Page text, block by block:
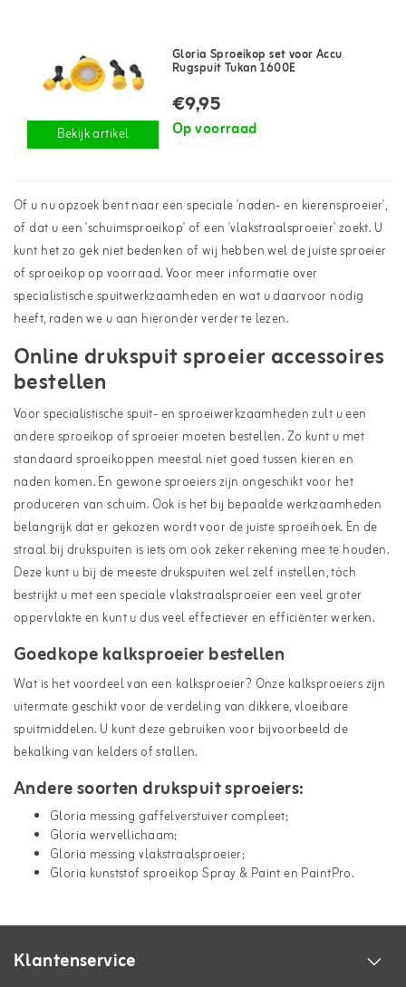
Bekijk artikel
Gloria Sproeikop set voor Accu
Rugspuit Tukan 1600E
€9,95
Op voorraad
Of u nu opzoek bent naar een speciale 'naden- en kierensproeier',
of dat u een 'schuimsproeikop' of een 'vlakstraalsproeier' zoekt. U
kunt het zo gek niet bedenken of wij hebben wel de juiste sproeier
of sproeikop op voorraad. Voor meer informatie over
specialistische spuitwerkzaamheden en wat u daarvoor nodig
heeft, raden we u aan hieronder verder te lezen.
Online drukspuit sproeier accessoires
bestellen
Voor specialistische spuit- en sproeiwerkzaamheden zult u een
andere sproeikop of sproeier moeten bestellen. Zo kunt u met
standaard sproeikoppen meestal niet goed tussen kieren en
naden komen. En gewone sproeiers zijn ongeschikt voor het
produceren van schuim. Ook is het bij bepaalde werkzaamheden
belangrijk dat er gekozen wordt voor de juiste sproeihoek. En de
straal bij drukspuiten is iets om ook zeker rekening mee te houden.
Deze kunt u bij de meeste drukspuiten wel zelf instellen, tóch
bestrijkt u met een speciale vlakstraalsproeier een veel groter
oppervlakte en kunt u dus veel effectiever en efficiënter werken.
Goedkope kalksproeier bestellen
Wat is het voordeel van een kalksproeier? Onze kalksproeiers zijn
uitermate geschikt voor de verdeling van dikkere, vloeibare
spuitmiddelen. U kunt deze gebruiken voor bijvoorbeeld de
bekalking van kelders of stallen.
Andere soorten drukspuit sproeiers:
Gloria messing gaffelverstuiver compleet;
Gloria wervellichaam;
Gloria messing vlakstraalsproeier;
Gloria kunststof sproeikop Spray & Paint en PaintPro.
Klantenservice